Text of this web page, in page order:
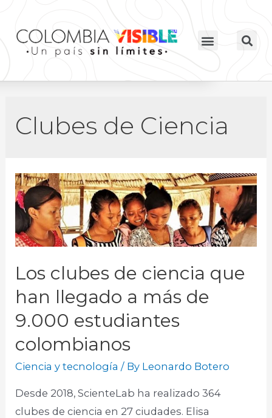
Clubes de Ciencia
Los clubes de ciencia que
han llegado a más de
9.000 estudiantes
colombianos
Ciencia y tecnología / By Leonardo Botero
Desde 2018, ScienteLab ha realizado 364
clubes de ciencia en 27 ciudades. Elisa